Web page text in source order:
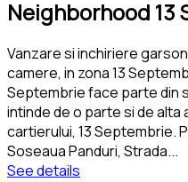
Neighborhood 13
Vanzare si inchiriere
camere, in zona 13
Septembrie face parte din
intinde de o parte si de alta
cartierului, 13 Septembrie.
Soseaua Panduri, Strada...
See details